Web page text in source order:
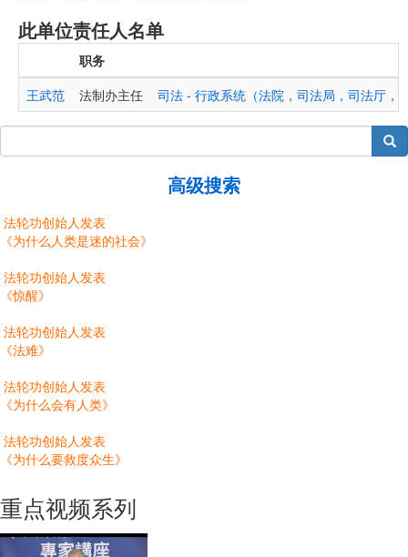
此单位责任人名单
职务
王武范
法制办主任 司法 - 行政系统（法院，司法局，司法厅，
搜索
高级搜索
法轮功创始人发表
《为什么人类是迷的社会》
法轮功创始人发表
《惊醒》
法轮功创始人发表
《法难》
法轮功创始人发表
《为什么会有人类》
法轮功创始人发表
《为什么要救度众生》
重点视频系列